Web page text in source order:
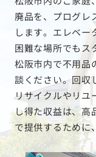
廃品を、プログレ
します。エレベ
困難な場所でもス
松阪市内で不用品
談ください。回収
リサイクルやリユ
し得た収益は、高
で提供するために